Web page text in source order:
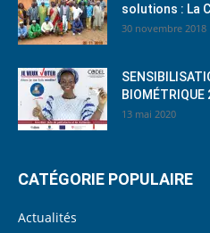
solutions : La
30 novembre 2018
BIOMÉTRIQUE
13 mai 2020
CATÉGORIE POPULAIRE
Actualités